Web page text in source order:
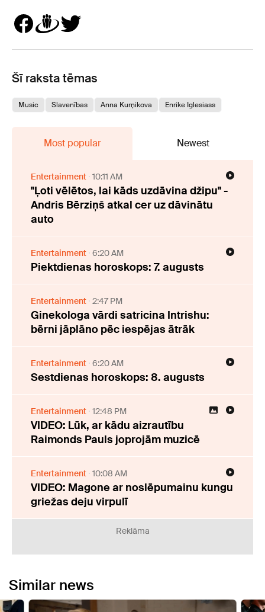
Šī raksta tēmas
Music Slavenības Anna Kurņikova Enrike Iglesiass
Most popular Newest
Entertainment 10:11 AM
"Ļoti vēlētos, lai kāds uzdāvina džipu" -
Andris Bērziņš atkal cer uz dāvinātu
auto
Entertainment 6:20 AM
Piektdienas horoskops: 7. augusts
Entertainment 2:47 PM
Ginekologa vārdi satricina Intrishu:
bērni jāplāno pēc iespējas ātrāk
Entertainment 6:20 AM
Sestdienas horoskops: 8. augusts
Entertainment 12:48 PM
VIDEO: Lūk, ar kādu aizrautību
Raimonds Pauls joprojām muzicē
Entertainment 10:08 AM
VIDEO: Magone ar noslēpumainu kungu
griežas deju virpulī
Reklāma
Similar news